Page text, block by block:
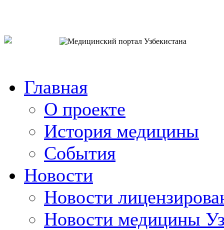
Главная
О проекте
История медицины
События
Новости
Новости
Новости медицины